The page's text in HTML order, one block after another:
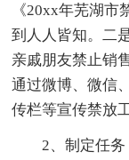
《20xx年芜湖
到人人皆知。二
亲戚朋友禁止销
通过微博、微信
传栏等宣传禁放
2、制定任务